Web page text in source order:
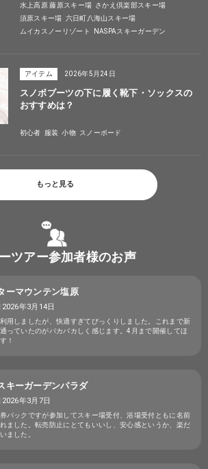
水上高原 藤原スキー場 さかえ倶楽部スキー場
須原スキー場 六日町八海山スキー場
ムイカスノーリゾート
NASPAスキーガーデン
アイテム 2026年5月24日
スノボブーツの下に履く靴下・ソックスの
おすすめは？
初心者 服装 小物 スノーボード
もっと見る
ツアー参加者様のお声
ーマウンテン塩原
年3月14日
用しましたが、快適すぎてびっくりしました。これまで新
っていたのがバカバカしく感じます。4月まで開催してほ
！
キーガーデンパラダ
年3月7日
パックですが参加してスキー場受付、浴場受付ともに名前
ました。転売防止にとてもいいし、安心感というか、楽だ
ました。